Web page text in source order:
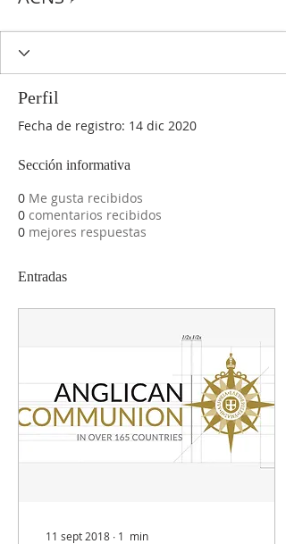
Perfil
Fecha de registro: 14 dic 2020
Sección informativa
0 Me gusta recibidos
0 comentarios recibidos
0 mejores respuestas
Entradas
11 sept 2018 ∙ 1 min